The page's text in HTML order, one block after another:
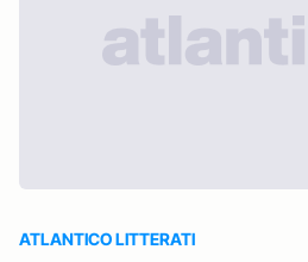
ATLANTICO LITTERATI